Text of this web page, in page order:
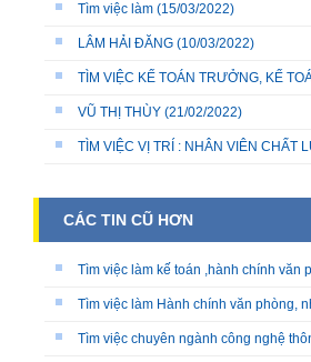
Tìm việc làm (15/03/2022)
LÂM HẢI ĐĂNG (10/03/2022)
TÌM VIỆC KẾ TOÁN TRƯỞNG, KẾ
VŨ THỊ THÙY (21/02/2022)
TÌM VIỆC VỊ TRÍ : NHÂN VIÊN CHẤT
CÁC TIN CŨ HƠN
Tìm việc làm kế toán ,hành chính văn
Tìm việc làm Hành chính văn phòng,
Tìm việc chuyên ngành công nghệ